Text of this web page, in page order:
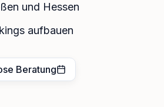
und Hessen
aufbauen
Beratung